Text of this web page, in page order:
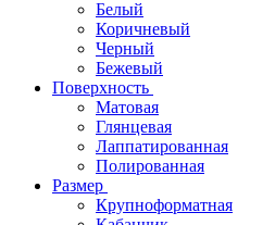
Белый
Коричневый
Черный
Бежевый
Поверхность
Матовая
Глянцевая
Лаппатированная
Полированная
Размер
Крупноформатная